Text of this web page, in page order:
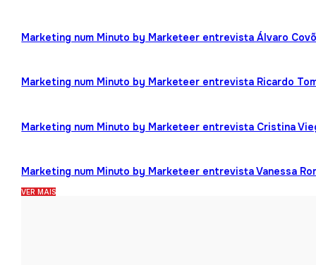
Marketing num Minuto by Marketeer entrevista Álvaro
Marketing num Minuto by Marketeer entrevista Ricardo
Marketing num Minuto by Marketeer entrevista Cristina
Marketing num Minuto by Marketeer entrevista Vanessa
VER MAIS